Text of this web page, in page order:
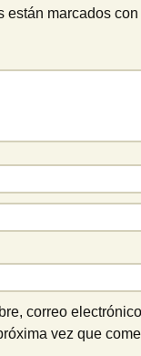
están marcados con
correo
vez que